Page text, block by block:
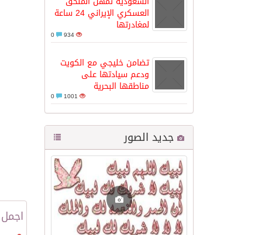
مدينة الملك سلمان للطاقة
كسوة الكعبة تعتلي البيت العتيق
“سبيس إكس” تطلق 24 قمرًا صناعيًا جديدًا إلى الفضاء
العسكري الإيراني 24 ساعة
لمغادرتها
934
تضامن خليجي مع الكويت
ودعم سيادتها على
مناطقها البحرية
1001
جديد الصور